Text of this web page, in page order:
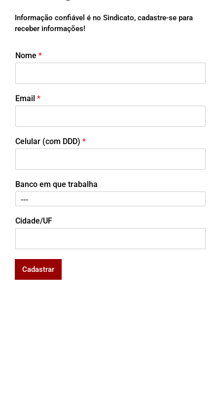
Informação confiável é no Sindicato, cadastre-se para
receber informações!
Nome *
Email *
Celular (com DDD) *
Banco em que trabalha
Cidade/UF
Cadastrar